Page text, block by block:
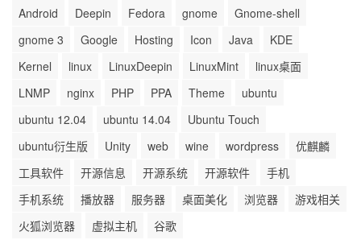
Android Deepin Fedora gnome
Gnome-shell
gnome 3
Google Hosting Icon Java
KDE
Kernel
linux LinuxDeepin LinuxMint
linux桌面
LNMP
nginx PHP PPA Theme
ubuntu
ubuntu 12.04
ubuntu 14.04
Ubuntu Touch
ubuntu衍生版
Unity web wine wordpress
优麒麟
工具软件
开源信息 开源系统 开源软件
手机
手机系统
播放器 服务器 桌面美化 浏览器
游戏相关
火狐浏览器
虚拟主机 谷歌